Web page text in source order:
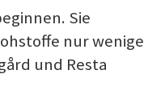
Sie
nur wenige
und Resta